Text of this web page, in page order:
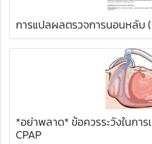
การแปลผลตรวจการนอนหลับ
*อย่าพลาด* ข้อควรระวังในกา
CPAP